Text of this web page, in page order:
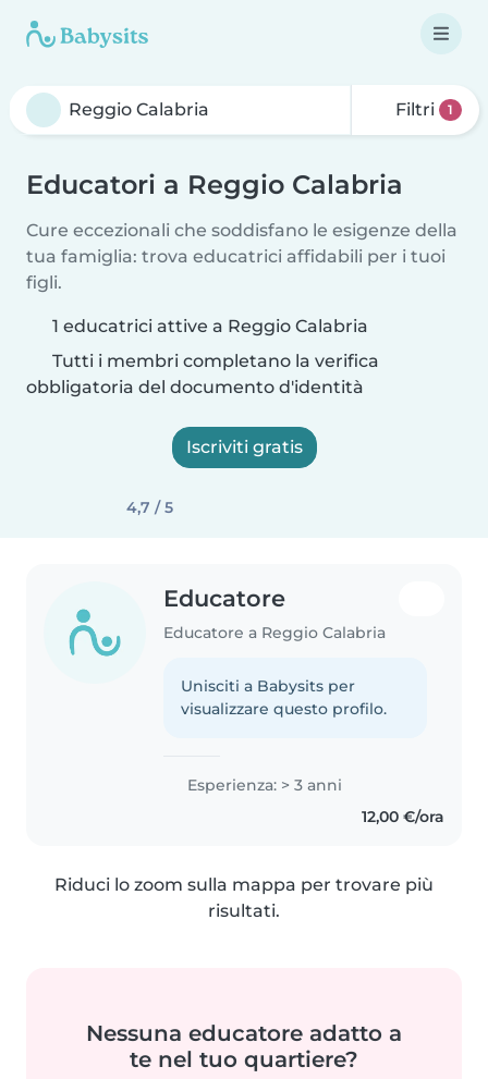
Filtri 1
Educatori a Reggio Calabria
Cure eccezionali che soddisfano le esigenze della
tua famiglia: trova educatrici affidabili per i tuoi
figli.
1 educatrici attive a Reggio Calabria
Tutti i membri completano la verifica
obbligatoria del documento d'identità
Iscriviti gratis
4,7 / 5
Educatore
Educatore a Reggio Calabria
Unisciti a Babysits per
visualizzare questo profilo.
Esperienza: > 3 anni
12,00 €/ora
Riduci lo zoom sulla mappa per trovare più
risultati.
Nessuna educatore adatto a
te nel tuo quartiere?